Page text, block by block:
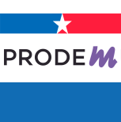
contenido